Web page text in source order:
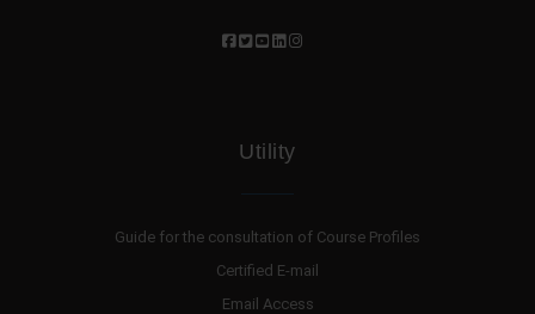
Utility
Guide for the consultation of Course Profiles
Certified E-mail
Email Access